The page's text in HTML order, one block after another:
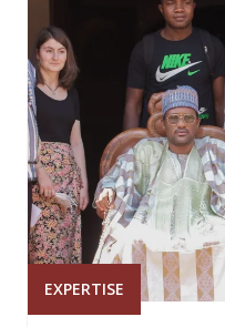
EXPERTISE